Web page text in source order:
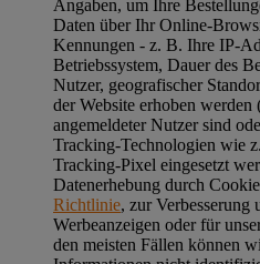
Angaben, um Ihre
Daten über Ihr Online-
Kennungen - z. B. Ihre IP-
Betriebssystem, Dauer des
Nutzer, geografischer
der Website erhoben werden
angemeldeter Nutzer sind
Tracking-Technologien wie
Tracking-Pixel eingesetzt
Datenerhebung durch
Richtlinie, zur Verbesserung
Werbeanzeigen oder für
den meisten Fällen können